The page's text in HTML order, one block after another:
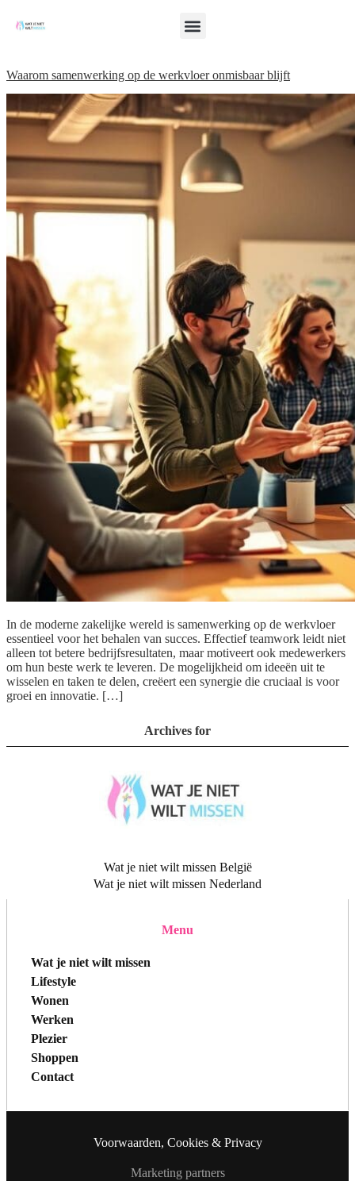
Waarom samenwerking op de werkvloer onmisbaar blijft
In de moderne zakelijke wereld is samenwerking op de werkvloer
essentieel voor het behalen van succes. Effectief teamwork leidt niet
alleen tot betere bedrijfsresultaten, maar motiveert ook medewerkers
om hun beste werk te leveren. De mogelijkheid om ideeën uit te
wisselen en taken te delen, creëert een synergie die cruciaal is voor
groei en innovatie. […]
Archives for
Wat je niet wilt missen België
Wat je niet wilt missen Nederland
Menu
Wat je niet wilt missen
Lifestyle
Wonen
Werken
Plezier
Shoppen
Contact
Voorwaarden, Cookies & Privacy
Marketing partners